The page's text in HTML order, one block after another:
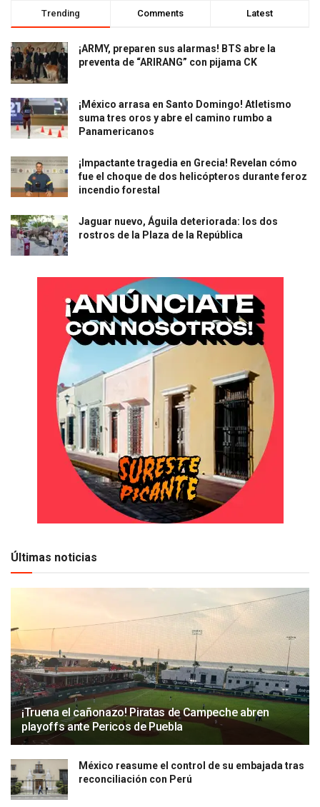
Trending Comments Latest
¡ARMY, preparen sus alarmas! BTS abre la
preventa de “ARIRANG” con pijama CK
¡México arrasa en Santo Domingo! Atletismo
suma tres oros y abre el camino rumbo a
Panamericanos
¡Impactante tragedia en Grecia! Revelan cómo
fue el choque de dos helicópteros durante feroz
incendio forestal
Jaguar nuevo, Águila deteriorada: los dos
rostros de la Plaza de la República
Últimas noticias
¡Truena el cañonazo! Piratas de Campeche abren
playoffs ante Pericos de Puebla
México reasume el control de su embajada tras
reconciliación con Perú